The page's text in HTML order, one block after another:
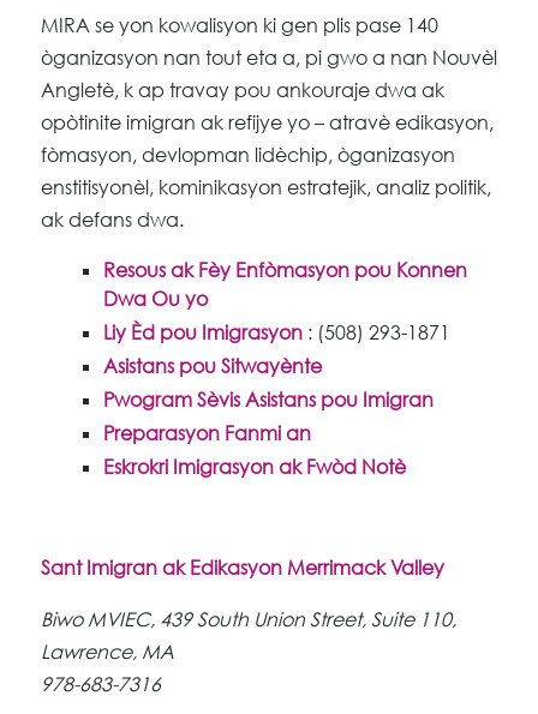
MIRA se yon kowalisyon ki gen plis pase 140
òganizasyon nan tout eta a, pi gwo a nan Nouvèl
Angletè, k ap travay pou ankouraje dwa ak
opòtinite imigran ak refijye yo – atravè edikasyon,
fòmasyon, devlopman lidèchip, òganizasyon
enstitisyonèl, kominikasyon estratejik, analiz politik,
ak defans dwa.
Resous ak Fèy Enfòmasyon pou Konnen
Dwa Ou yo
Liy Èd pou Imigrasyon: (508) 293-1871
Asistans pou Sitwayènte
Pwogram Sèvis Asistans pou Imigran
Preparasyon Fanmi an
Eskrokri Imigrasyon ak Fwòd Notè
Sant Imigran ak Edikasyon Merrimack Valley
Biwo MVIEC, 439 South Union Street, Suite 110,
Lawrence, MA
978-683-7316